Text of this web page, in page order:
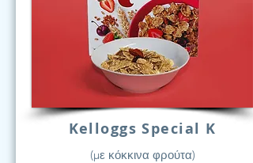
Kelloggs Special K
(με κόκκινα φρούτα)